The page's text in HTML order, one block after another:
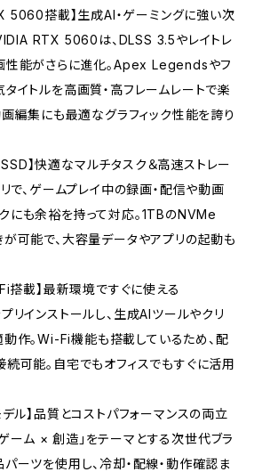
5060搭載】生成AI・ゲーミングに強い次
RTX 5060は、DLSS 3.5やレイトレ
性能がさらに進化。Apex Legendsやフ
イトルを高画質・高フレームレートで楽
画編集にも最適なグラフィック性能を誇り
】快適なマルチタスク＆高速ストレー
で、ゲームプレイ中の録画・配信や動画
にも余裕を持って対応。1TBのNVMe
可能で、大容量データやアプリの起動も
搭載】最新環境ですぐに使える
インストールし、生成AIツールやクリ
動作。Wi-Fi機能も搭載しているため、配
続可能。自宅でもオフィスでもすぐに活用
ル】品質とコストパフォーマンスの両立
ゲーム × 創造」をテーマとする次世代ブラ
ーツを使用し、冷却・配線・動作確認ま